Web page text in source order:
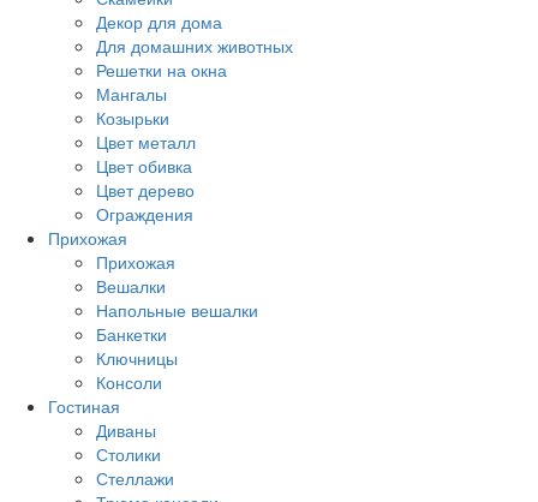
Декор для дома
Для домашних животных
Решетки на окна
Мангалы
Козырьки
Цвет металл
Цвет обивка
Цвет дерево
Ограждения
Прихожая
Прихожая
Вешалки
Напольные вешалки
Банкетки
Ключницы
Консоли
Гостиная
Диваны
Столики
Стеллажи